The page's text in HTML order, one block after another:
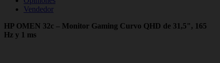
Vendedor
HP OMEN 32c – Monitor Gaming Curvo QHD de 31,5", 165
Hz y 1 ms